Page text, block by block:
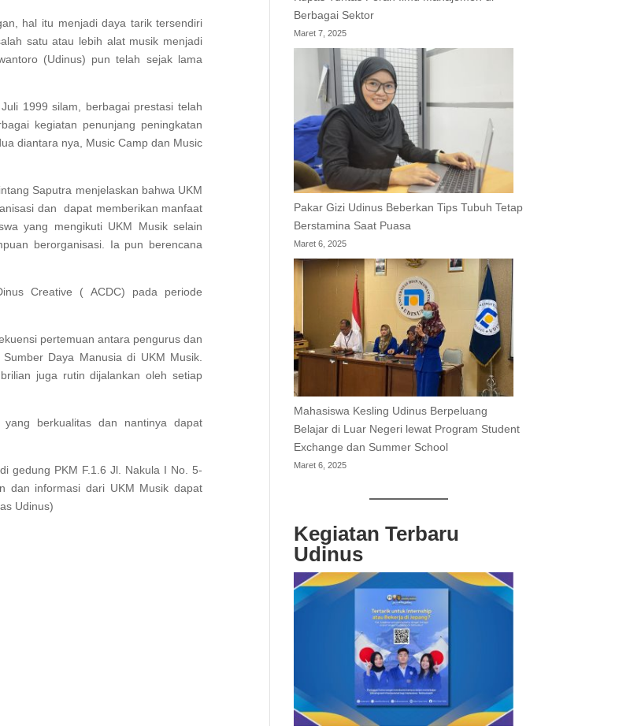
hal itu menjadi daya tarik tersendiri
satu atau lebih alat musik menjadi
(Udinus) pun telah sejak lama
1999 silam, berbagai prestasi telah
kegiatan penunjang peningkatan
diantara nya, Music Camp dan Music
Saputra menjelaskan bahwa UKM
dan dapat memberikan manfaat
yang mengikuti UKM Musik selain
berorganisasi. Ia pun berencana
Creative ( ACDC) pada periode
pertemuan antara pengurus dan
Daya Manusia di UKM Musik.
juga rutin dijalankan oleh setiap
berkualitas dan nantinya dapat
gedung PKM F.1.6 Jl. Nakula I No. 5-
dan informasi dari UKM Musik dapat
Udinus)
Berbagai Sektor
Maret 7, 2025
Pakar Gizi Udinus Beberkan Tips Tubuh Tetap
Berstamina Saat Puasa
Maret 6, 2025
Mahasiswa Kesling Udinus Berpeluang
Belajar di Luar Negeri lewat Program Student
Exchange dan Summer School
Maret 6, 2025
Kegiatan Terbaru
Udinus